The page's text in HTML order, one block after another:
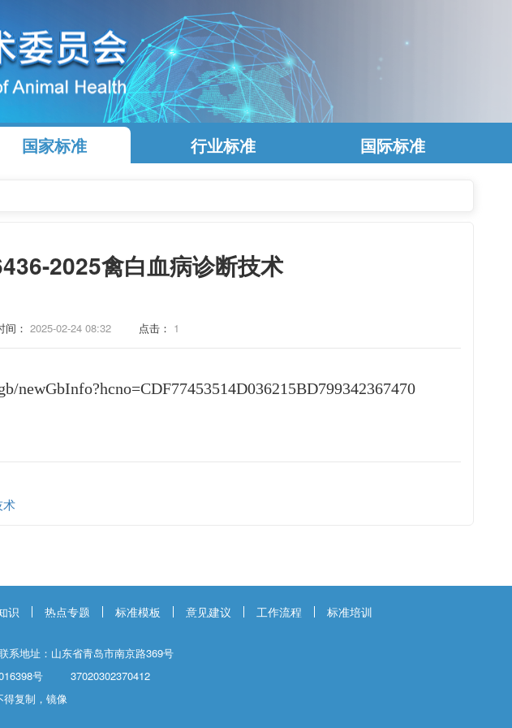
国家标准 行业标准 国际标准
2025禽白血病诊断技术
间： 2025-02-24 08:32 点击： 1
newGbInfo?hcno=CDF77453514D036215BD799342367470
术
识 热点专题 标准模板 意见建议 工作流程 标准培训
系地址：山东省青岛市南京路369号
号
37020302370412
复制，镜像